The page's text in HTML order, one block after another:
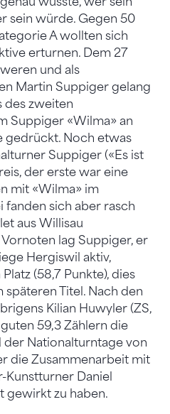
sein würde. Gegen 50
A wollten sich
erturnen. Dem 27
und als
Martin Suppiger gelang
des zweiten
Suppiger «Wilma» an
gedrückt. Noch etwas
Suppiger («Es ist
der erste war eine
mit «Wilma» im
fanden sich aber rasch
aus Willisau
lag Suppiger, er
Hergiswil aktiv,
(58,7 Punkte), dies
Titel. Nach den
Kilian Huwyler (ZS,
59,3 Zählern die
der Nationalturntage von
die Zusammenarbeit mit
Daniel
gewirkt zu haben.